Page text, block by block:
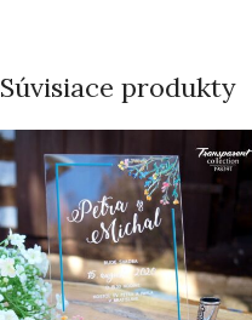
Súvisiace produkty